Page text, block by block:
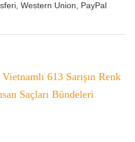
Western Union, PayPal
613 Sarışın Renk
Saçları Bündeleri